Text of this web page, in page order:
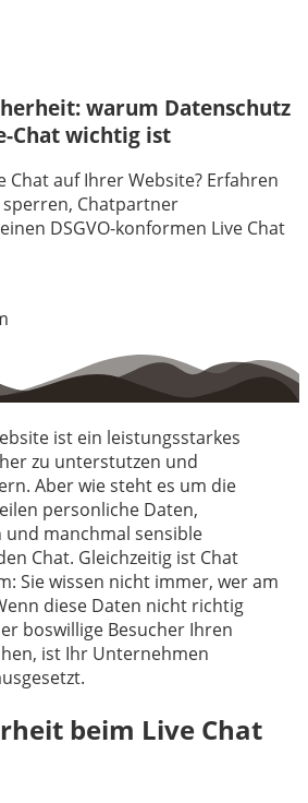
warum Datenschutz
Chat wichtig ist
Chat auf Ihrer Website? Erfahren
sperren, Chatpartner
DSGVO-konformen Live Chat
ist ein leistungsstarkes
zu unterstutzen und
Aber wie steht es um die
personliche Daten,
manchmal sensible
Chat. Gleichzeitig ist Chat
Sie wissen nicht immer, wer am
diese Daten nicht richtig
boswillige Besucher Ihren
ist Ihr Unternehmen
beim Live Chat